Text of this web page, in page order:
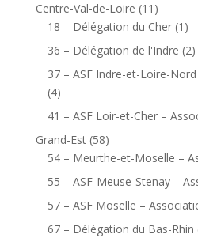
Centre-Val-de-Loire (11)
18 – Délégation du Cher(1)
36 – Délégation de l'Indre (2)
37 – ASF Indre-et-Loire-
(4)
41 – ASF Loir-et-Cher –
Grand-Est(58)
54 – Meurthe-et-Moselle –
55 – ASF-Meuse-Stenay –
57 – ASF Moselle –
67 – Délégation du Bas-Rhin